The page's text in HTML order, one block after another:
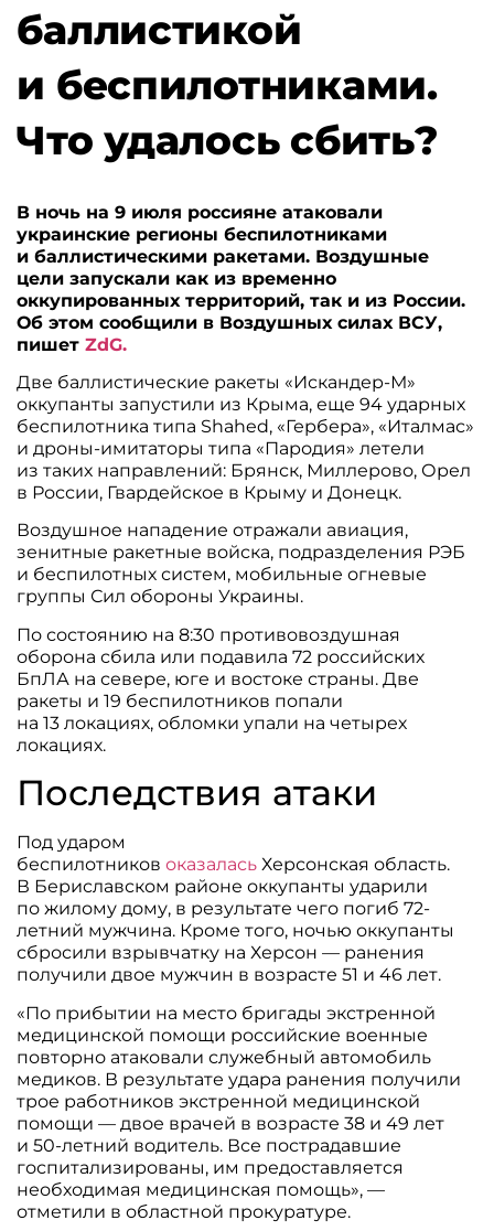
баллистикой
и беспилотниками.
Что удалось сбить?
В ночь на 9 июля россияне атаковали
украинские регионы беспилотниками
и баллистическими ракетами. Воздушные
цели запускали как из временно
оккупированных территорий, так и из России.
Об этом сообщили в Воздушных силах ВСУ,
пишетZdG.
Две баллистические ракеты «Искандер-М»
оккупанты запустили из Крыма, еще 94 ударных
беспилотника типа Shahed, «Гербера», «Италмас»
и дроны-имитаторы типа «Пародия» летели
из таких направлений: Брянск, Миллерово, Орел
в России, Гвардейское в Крыму и Донецк.
Воздушное нападение отражали авиация,
зенитные ракетные войска, подразделения РЭБ
и беспилотных систем, мобильные огневые
группы Сил обороны Украины.
По состоянию на 8:30 противовоздушная
оборона сбила или подавила 72 российских
БпЛА на севере, юге и востоке страны. Две
ракеты и 19 беспилотников попали
на 13 локациях, обломки упали на четырех
локациях.
Последствия атаки
Под ударом
беспилотниковоказалась Херсонская область.
В Бериславском районе оккупанты ударили
по жилому дому, в результате чего погиб 72-
летний мужчина. Кроме того, ночью оккупанты
сбросили взрывчатку на Херсон — ранения
получили двое мужчин в возрасте 51 и 46 лет.
«По прибытии на место бригады экстренной
медицинской помощи российские военные
повторно атаковали служебный автомобиль
медиков. В результате удара ранения получили
трое работников экстренной медицинской
помощи — двое врачей в возрасте 38 и 49 лет
и 50-летний водитель. Все пострадавшие
госпитализированы, им предоставляется
необходимая медицинская помощь», —
отметили в областной прокуратуре.